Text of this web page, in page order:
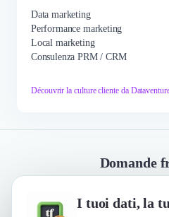
I tuoi dati, la
Data marketing
Performance marketing
Local marketing
Consulenza PRM / CRM
Découvrir la culture cliente da
Domande
Quali sono le principali